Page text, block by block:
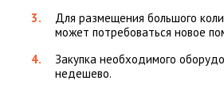
Для размещения большого
может потребоваться новое
Закупка необходимого
недешево.